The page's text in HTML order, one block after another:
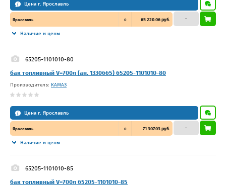
Цена г. Ярославль
Ярославль 0 65 220.06 руб.
Наличие и цены
–
65205-1101010-80
бак топливный V=700л (ан. 1330665) 65205-1101010-80
Производитель: КАМАЗ
Цена г. Ярославль
Ярославль 0 71 307.03 руб.
Наличие и цены
–
65205-1101010-85
бак топливный V=700л 65205-1101010-85